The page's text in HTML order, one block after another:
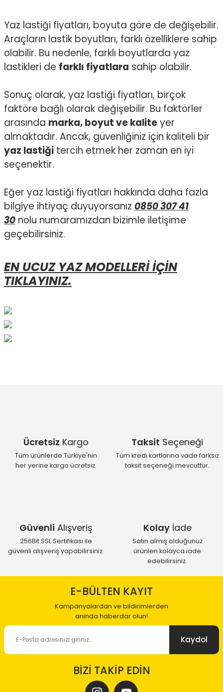
Yaz lastiği fiyatları, boyuta göre de değişebilir.
Araçların lastik boyutları, farklı özelliklere sahip
olabilir. Bu nedenle, farklı boyutlarda yaz
lastikleri de farklı fiyatlara sahip olabilir.
Sonuç olarak, yaz lastiği fiyatları, birçok
faktöre bağlı olarak değişebilir. Bu faktörler
arasında marka, boyut ve kaliteyer
almaktadır. Ancak, güvenliğiniz için kaliteli bir
yaz lastiği tercih etmek her zaman en iyi
seçenektir.
Eğer yaz lastiği fiyatları hakkında daha fazla
bilgiye ihtiyaç duyuyorsanız 0850 307 41
30 nolu numaramızdan bizimle iletişime
geçebilirsiniz.
EN UCUZ YAZ MODELLERİ İÇİN
TIKLAYINIZ.
Ücretsiz Kargo
Tüm ürünlerde Türkiye'nin
her yerine kargo ücretsiz.
Taksit Seçeneği
Tüm kredi kartlarına vade farksız
taksit seçeneği mevcuttur.
Güvenli Alışveriş
256Bit SSL Sertifikası ile
güvenli alışveriş yapabilirsiniz.
Kolayİade
Satın almış olduğunuz
ürünleri kolayca iade
edebilirsiniz.
E-BÜLTEN KAYIT
Kampanyalardan ve bildirimlerden
anında haberdar olun!
Kaydol
BİZİ TAKİP EDİN